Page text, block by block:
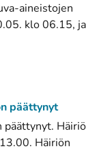
aineistojen
klo 06.15, ja
päättynyt
päättynyt. Häiriö
Häiriön